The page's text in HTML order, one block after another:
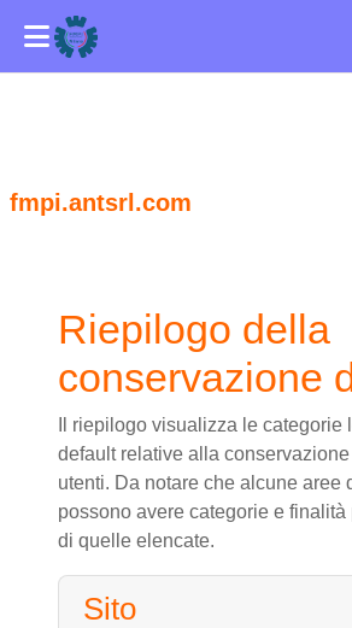
fmpi.antsrl.com
Riepilogo della
conservazione
Il riepilogo visualizza le categorie
default relative alla
utenti. Da notare che alcune aree
possono avere categorie e
di quelle elencate.
Sito